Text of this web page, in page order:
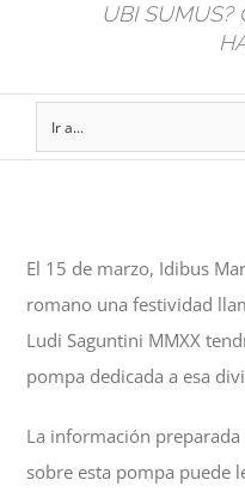
UBI SUMUS?
Ir a...
El 15 de marzo, Idibus
romano una festividad
Ludi Saguntini MMXX
pompa dedicada a esa
La información
sobre esta pompa puede